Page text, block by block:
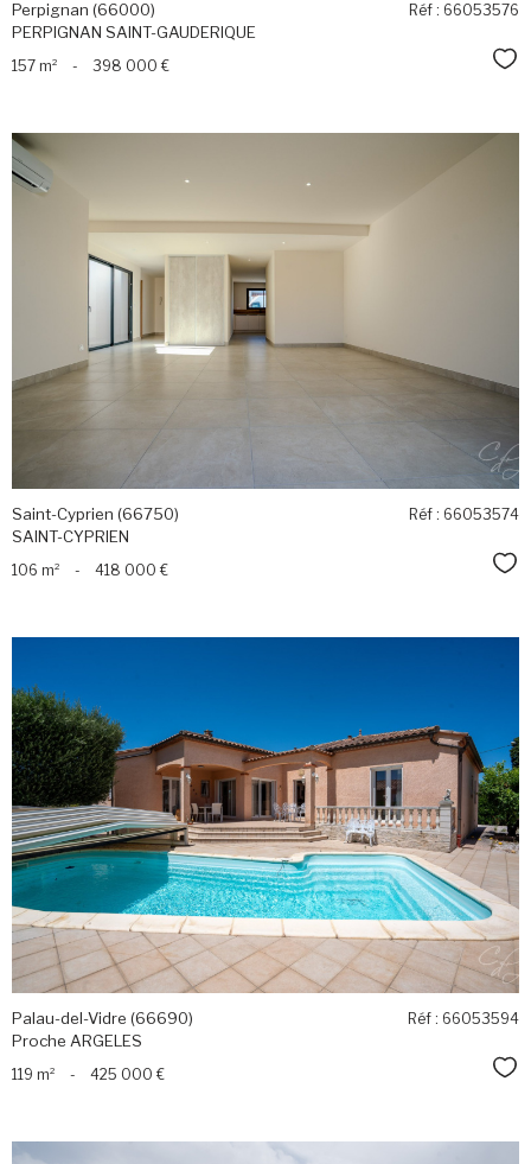
Perpignan (66000)
PERPIGNAN SAINT-GAUDERIQUE
Réf : 66053576
157 m² - 398 000 €
voir le
bien
Saint-Cyprien (66750)
SAINT-CYPRIEN
Réf : 66053574
106 m² - 418 000 €
voir le
bien
Palau-del-Vidre (66690)
Proche ARGELES
Réf : 66053594
119 m² - 425 000 €